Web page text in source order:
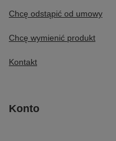
Chcę odstąpić od umowy
Chcę wymienić produkt
Kontakt
Konto